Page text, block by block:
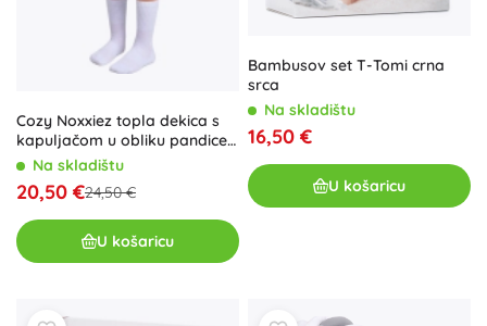
Cozy Noxxiez topla dekica s
kapuljačom u obliku pandice
za djecu 3–6 godina
Na skladištu
20,50 €24,50 €
U košaricu
Bambusov set T-Tomi crna
srca
Na skladištu
16,50 €
U košaricu